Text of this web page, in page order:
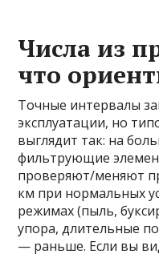
Числа из
что
Точные интервалы
эксплуатации, но
выглядит так: на
фильтрующие
проверяют/меняют
км при нормальных
режимах (пыль,
упора, длительные
— раньше. Если вы